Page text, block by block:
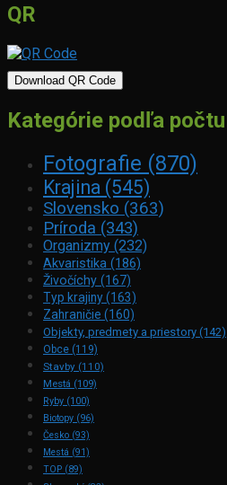
QR
Download QR Code
Kategórie podľa
Fotografie (870)
Krajina (545)
Slovensko (363)
Príroda (343)
Organizmy (232)
Akvaristika (186)
Živočíchy (167)
Typ krajiny(163)
Zahraničie (160)
Objekty, predmety a priestory (142)
Obce (119)
Stavby (110)
Mestá (109)
Ryby (100)
Biotopy (96)
Česko (93)
Mestá (91)
TOP (89)